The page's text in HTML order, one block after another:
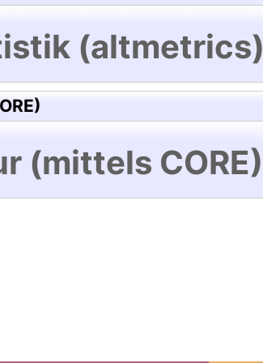
(altmetrics)
(mittels CORE)